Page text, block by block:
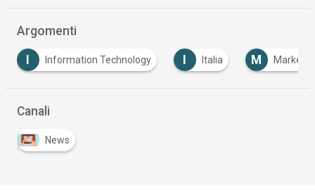
Argomenti
Information Technology I Italia M Marketing
Canali
News